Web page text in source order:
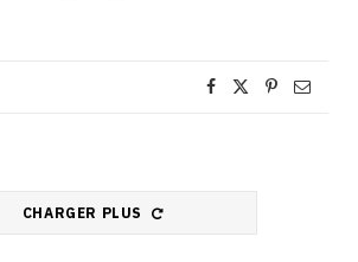
CHARGER PLUS